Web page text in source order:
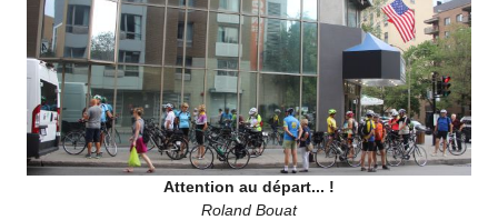
Attention au départ... !
Roland Bouat